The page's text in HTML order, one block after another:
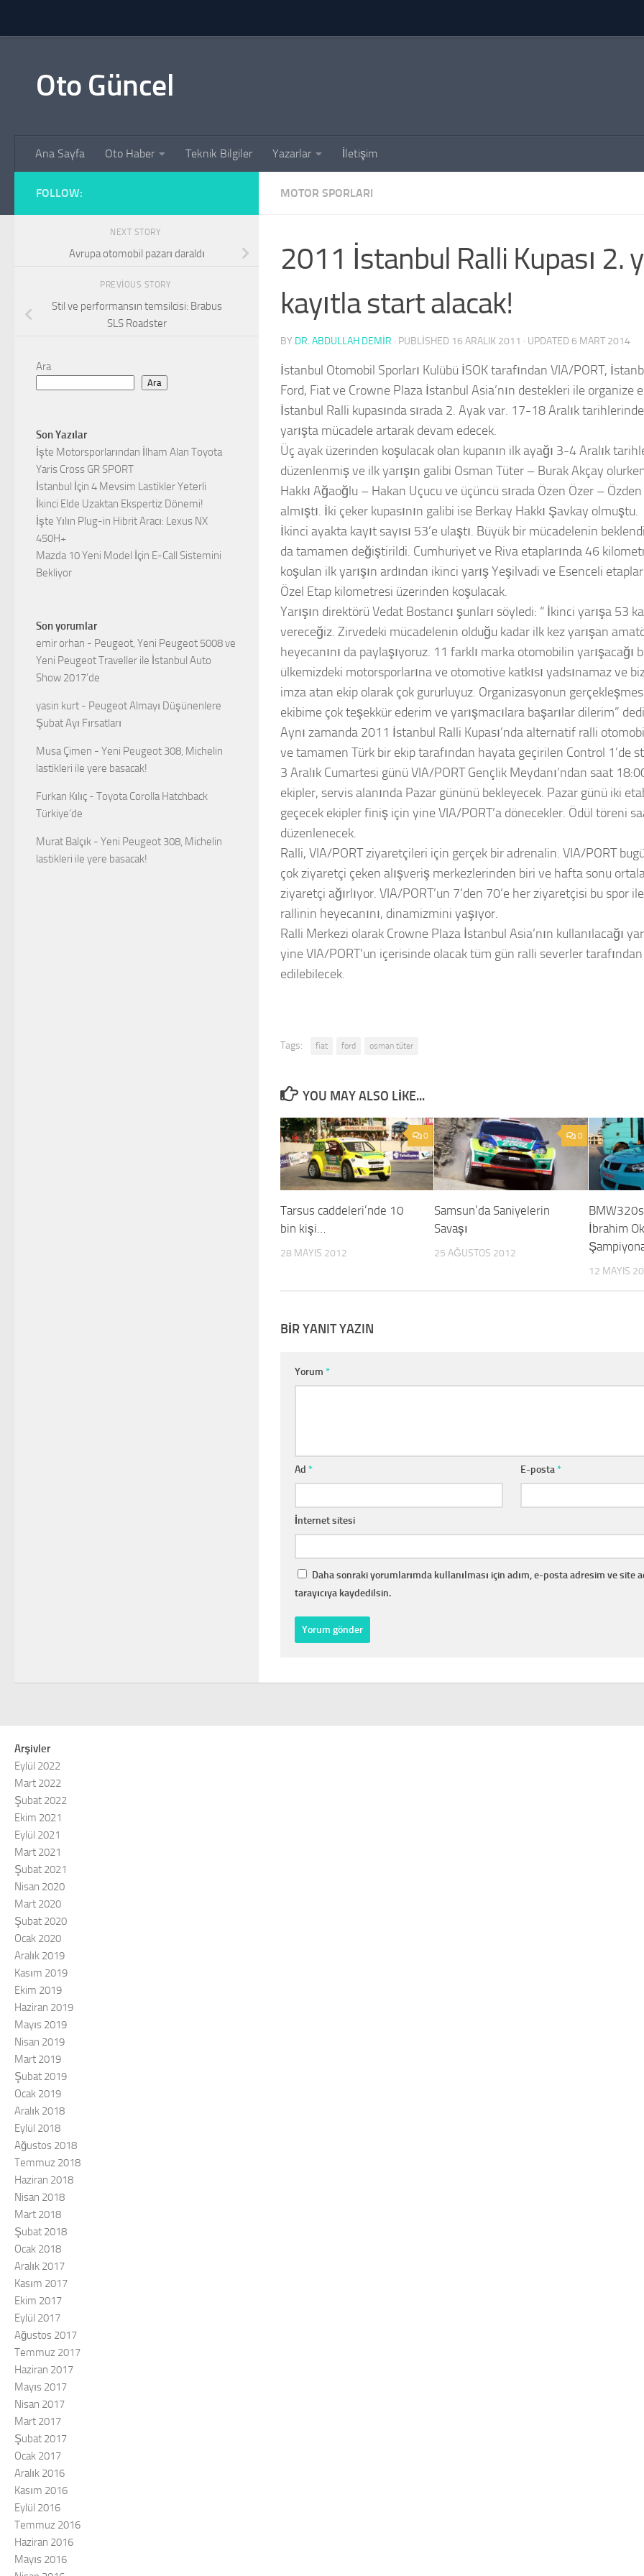
Oto Güncel
Ana Sayfa Oto Haber Teknik Bilgiler Yazarlar İletişim
MOTOR SPORLARI
2011 İstanbul Ralli Kupası 2.
kayıtla start alacak!
BY DR. ABDULLAH DEMİR · PUBLISHED 16 ARALIK 2011 · UPDATED 6 MART 2014
İstanbul Otomobil Sporları Kulübü İSOK tarafından VIA/PORT,
Ford, Fiat ve Crowne Plaza İstanbul Asia’nın destekleri ile organize
İstanbul Ralli kupasında sırada 2. Ayak var. 17-18 Aralık
yarışta mücadele artarak devam edecek.
Üç ayak üzerinden koşulacak olan kupanın ilk ayağı 3-4 Aralık
düzenlenmiş ve ilk yarışın galibi Osman Tüter – Burak Akçay
Hakkı Ağaoğlu – Hakan Uçucu ve üçüncü sırada Özen Özer –
almıştı. İki çeker kupasının galibi ise Berkay Hakkı Şavkay olmuştu.
İkinci ayakta kayıt sayısı 53’e ulaştı. Büyük bir mücadelenin
da tamamen değiştirildi. Cumhuriyet ve Riva etaplarında 46
koşulan ilk yarışın ardından ikinci yarış Yeşilvadi ve Esenceli
Özel Etap kilometresi üzerinden koşulacak.
Yarışın direktörü Vedat Bostancı şunları söyledi: “ İkinci yarışa 53
vereceğiz. Zirvedeki mücadelenin olduğu kadar ilk kez yarışan
heyecanını da paylaşıyoruz. 11 farklı marka otomobilin yarışacağı
ülkemizdeki motorsporlarına ve otomotive katkısı yadsınamaz ve
imza atan ekip olarak çok gururluyuz. Organizasyonun
ekibime çok teşekkür ederim ve yarışmacılara başarılar dilerim”
Aynı zamanda 2011 İstanbul Ralli Kupası’nda alternatif ralli
ve tamamen Türk bir ekip tarafından hayata geçirilen Control 1’de
3 Aralık Cumartesi günü VIA/PORT Gençlik Meydanı’ndan saat
ekipler, servis alanında Pazar gününü bekleyecek. Pazar günü iki
geçecek ekipler finiş için yine VIA/PORT’a dönecekler. Ödül töreni
düzenlenecek.
Ralli, VIA/PORT ziyaretçileri için gerçek bir adrenalin. VIA/PORT
çok ziyaretçi çeken alışveriş merkezlerinden biri ve hafta sonu
ziyaretçi ağırlıyor. VIA/PORT’un 7’den 70’e her ziyaretçisi bu spor
rallinin heyecanını, dinamizmini yaşıyor.
Ralli Merkezi olarak Crowne Plaza İstanbul Asia’nın kullanılacağı
yine VIA/PORT’un içerisinde olacak tüm gün ralli severler
edilebilecek.
Tags: fiat ford osman tüter
YOU MAY ALSO LIKE...
0
Tarsus caddeleri’nde 10
bin kişi…
28 MAYIS 2012
0
Samsun’da Saniyelerin
Savaşı
25 AĞUSTOS 2012
İbrahim
12 MAYIS
BIR YANIT YAZIN
Yorum *
Ad * E-posta*
İnternet sitesi
Daha sonraki yorumlarımda kullanılması için adım, e-posta adresim ve site
tarayıcıya kaydedilsin.
FOLLOW:
NEXT STORY
Avrupa otomobil pazarı daraldı
PREVIOUS STORY
Stil ve performansın temsilcisi: Brabus
SLS Roadster
Ara
Ara
Son Yazılar
İşte Motorsporlarından İlham Alan Toyota
Yaris Cross GR SPORT
İstanbul İçin 4 Mevsim Lastikler Yeterli
İkinci Elde Uzaktan Ekspertiz Dönemi!
İşte Yılın Plug-in Hibrit Aracı: Lexus NX
450H+
Mazda 10 Yeni Model İçin E-Call Sistemini
Bekliyor
Son yorumlar
emir orhan - Peugeot, Yeni Peugeot 5008 ve
Yeni Peugeot Traveller ile İstanbul Auto
Show 2017’de
yasin kurt - Peugeot Almayı Düşünenlere
Şubat Ayı Fırsatları
Musa Çimen - Yeni Peugeot 308, Michelin
lastikleri ile yere basacak!
Furkan Kılıç - Toyota Corolla Hatchback
Türkiye’de
Murat Balçık - Yeni Peugeot 308, Michelin
lastikleri ile yere basacak!
Arşivler
Eylül 2022
Mart 2022
Şubat 2022
Ekim 2021
Eylül 2021
Mart 2021
Şubat 2021
Nisan 2020
Mart 2020
Şubat 2020
Ocak 2020
Aralık 2019
Kasım 2019
Ekim 2019
Haziran 2019
Mayıs 2019
Nisan 2019
Mart 2019
Şubat 2019
Ocak 2019
Aralık 2018
Eylül 2018
Ağustos 2018
Temmuz 2018
Haziran 2018
Nisan 2018
Mart 2018
Şubat 2018
Ocak 2018
Aralık 2017
Kasım 2017
Ekim 2017
Eylül 2017
Ağustos 2017
Temmuz 2017
Haziran 2017
Mayıs 2017
Nisan 2017
Mart 2017
Şubat 2017
Ocak 2017
Aralık 2016
Kasım 2016
Eylül 2016
Temmuz 2016
Haziran 2016
Mayıs 2016